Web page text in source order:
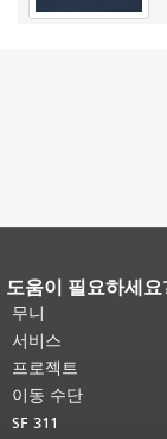
페이지 내용 끝입니
머지 내용은 모든 페
다.메인 콘텐츠 상단
여기를 클릭하십시오
도움이 필요하세요
무니
서비스
프로젝트
이동 수단
SF 311